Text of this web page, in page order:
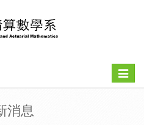
Toggle
消息